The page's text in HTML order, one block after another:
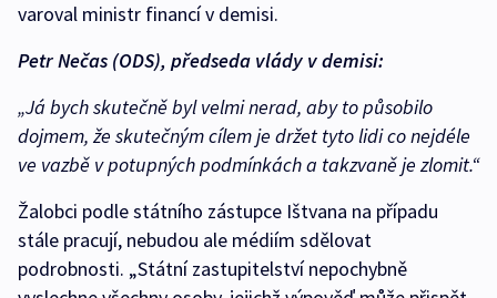
varoval ministr financí v demisi.
Petr Nečas (ODS), předseda vlády v demisi:
„Já bych skutečně byl velmi nerad, aby to působilo
dojmem, že skutečným cílem je držet tyto lidi co nejdéle
ve vazbě v potupných podmínkách a takzvaně je zlomit.“
Žalobci podle státního zástupce Ištvana na případu
stále pracují, nebudou ale médiím sdělovat
podrobnosti. „Státní zastupitelství nepochybně